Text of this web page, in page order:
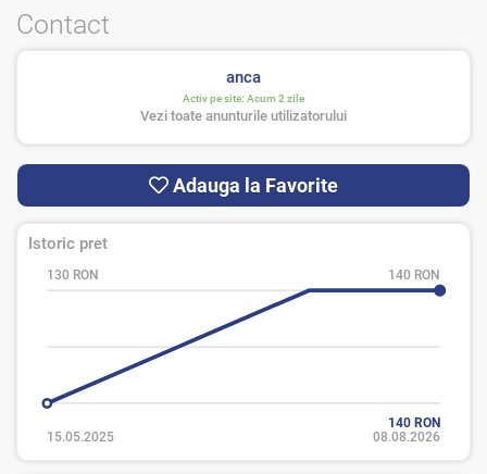
Contact
anca
Activ pe site: Acum 2 zile
Vezi toate anunturile utilizatorului
Adauga la Favorite
Istoric pret
130 RON 140 RON
140 RON
15.05.2025
08.08.2026